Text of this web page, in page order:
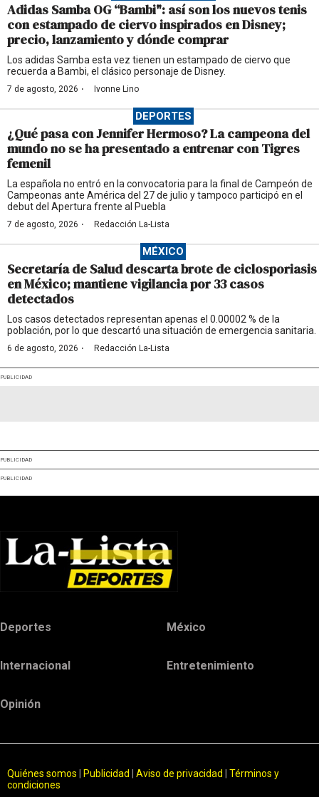
Adidas Samba OG “Bambi": así son los nuevos tenis
con estampado de ciervo inspirados en Disney;
precio, lanzamiento y dónde comprar
Los adidas Samba esta vez tienen un estampado de ciervo que
recuerda a Bambi, el clásico personaje de Disney.
7 de agosto, 2026 · Ivonne Lino
DEPORTES
¿Qué pasa con Jennifer Hermoso? La campeona del
mundo no se ha presentado a entrenar con Tigres
femenil
La española no entró en la convocatoria para la final de Campeón de
Campeonas ante América del 27 de julio y tampoco participó en el
debut del Apertura frente al Puebla
7 de agosto, 2026 · Redacción La-Lista
MÉXICO
Secretaría de Salud descarta brote de ciclosporiasis
en México; mantiene vigilancia por 33 casos
detectados
Los casos detectados representan apenas el 0.00002 % de la
población, por lo que descartó una situación de emergencia sanitaria.
6 de agosto, 2026 · Redacción La-Lista
PUBLICIDAD
PUBLICIDAD
PUBLICIDAD
Deportes México
Internacional Entretenimiento
Opinión
Quiénes somos Publicidad Aviso de privacidad
Términos y
condiciones